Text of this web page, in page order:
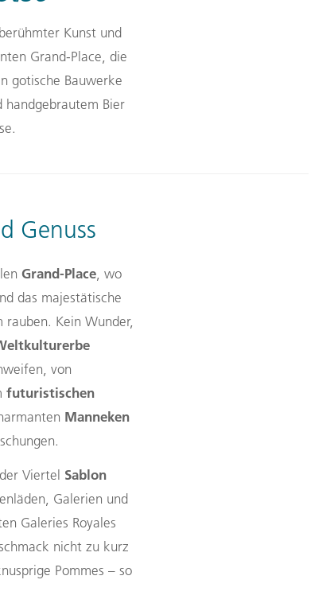
Kunst und
Grand-Place, die
gotische Bauwerke
handgebrautem Bier
Genuss
Grand-Place, wo
das majestätische
rauben. Kein Wunder,
von
futuristischen
Manneken
Viertel Sablon
Galerien und
Galeries Royales
nicht zu kurz
Pommes – so